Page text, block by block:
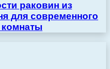
раковин из
для современного
комнаты